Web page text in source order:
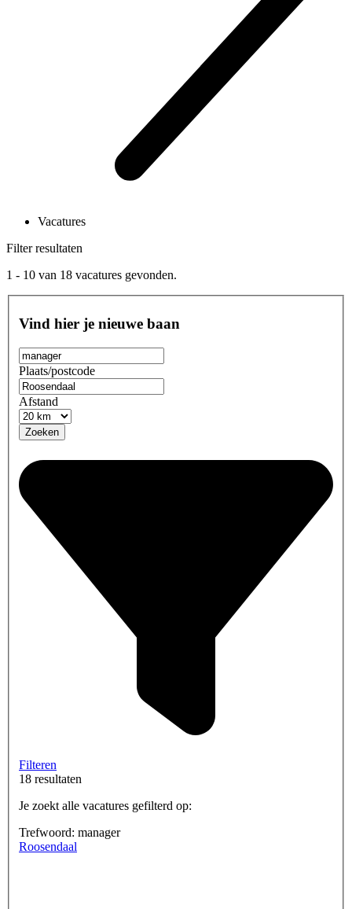
Vacatures
Filter resultaten
1 - 10 van 18 vacatures gevonden.
Vind hier je nieuwe baan
Plaats/postcode
Afstand
Zoeken
Filteren
18 resultaten
Je zoekt alle vacatures gefilterd op:
Trefwoord: manager
Roosendaal